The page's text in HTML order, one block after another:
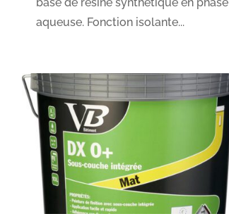
aqueuse. Fonction isolante...